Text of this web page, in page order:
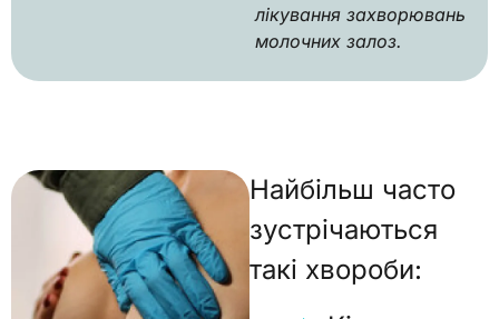
лікування захворювань
молочних залоз.
Найбільш часто
зустрічаються
такі хвороби: